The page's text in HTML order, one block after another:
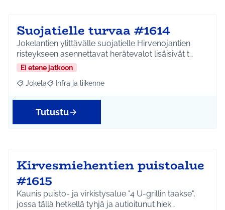
Suojatielle turvaa #1614
Jokelantien ylittävälle suojatielle Hirvenojantien
risteykseen asennettavat herätevalot lisäisivät t…
Ei etene jatkoon
Rajaa tulokset aihepiirin mukaan: Jokela
Jokela Rajaa tulokset teeman mukaan: Infra ja liikenne
Infra ja liikenne
Tutustu
Kirvesmiehentien puistoalue
#1615
Kaunis puisto- ja virkistysalue "4 U-grillin taakse",
jossa tällä hetkellä tyhjä ja autioitunut hiek…